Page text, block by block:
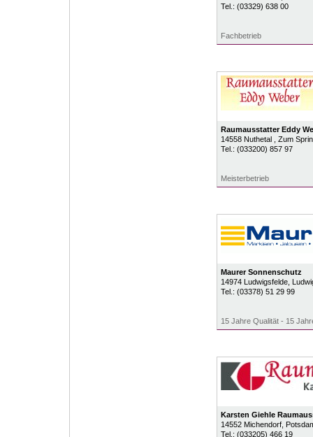
Tel.: (03329) 638 00
Fachbetrieb
Raumausstatter Eddy
14558 Nuthetal
, Zum
Tel.: (033200) 857 97
Meisterbetrieb
Maurer Sonnenschutz
14974 Ludwigsfelde,
Tel.: (03378) 51 29 99
15 Jahre Qualität - 15
Karsten Giehle
14552 Michendorf,
Tel.: (033205) 466 19